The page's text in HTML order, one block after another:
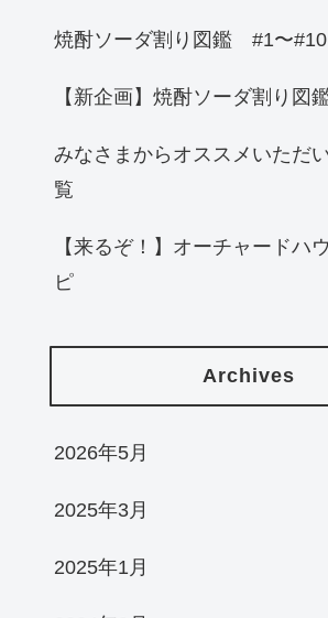
焼酎ソーダ割り図鑑 #1〜#10
【新企画】焼酎ソーダ割り図
みなさまからオススメいただ
覧
【来るぞ！】オーチャードハ
ピ
Archives
2026年5月
2025年3月
2025年1月